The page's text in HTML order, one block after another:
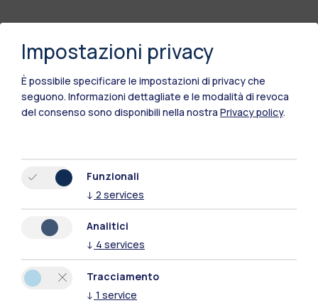
Polimi Community
Residenze
Impostazioni privacy
È possibile specificare le impostazioni di privacy che
seguono. Informazioni dettagliate e le modalità di revoca
del consenso sono disponibili nella nostra Privacy policy.
Funzionali
↓ 2 services
Analitici
↓ 4 services
Tracciamento
↓ 1 service